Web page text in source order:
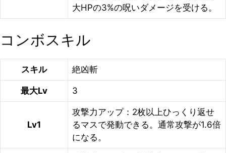
大HPの3%の呪いダメージを受ける。
コンボスキル
スキル 絶凶斬
最大Lv 3
Lv1
攻撃力アップ：2枚以上ひっくり返せ
るマスで発動できる。通常攻撃が1.6倍
になる。